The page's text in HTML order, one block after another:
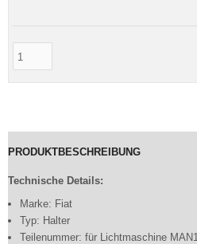
PRODUKTBESCHREIBUNG
Technische Details:
Marke: Fiat
Typ: Halter
Teilenummer: für Lichtmaschine